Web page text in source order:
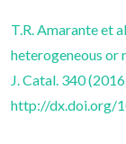
T.R. Amarante et
heterogeneous or
J. Catal. 340
http://dx.doi.org/